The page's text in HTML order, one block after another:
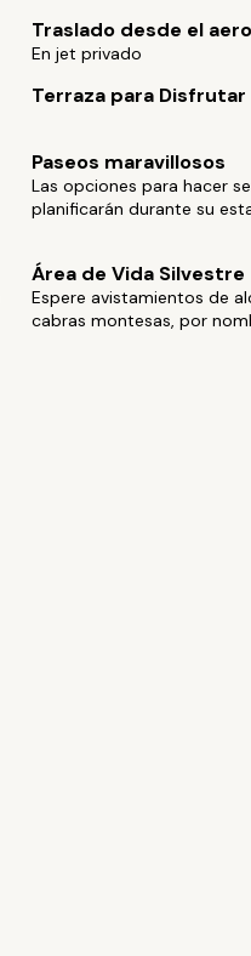
Traslado desde el
En jet privado
Terraza para Disfrutar
Paseos maravillosos
Las opciones para hacer
planificarán durante su
Área de Vida Silvestre
Espere avistamientos de
cabras montesas, por